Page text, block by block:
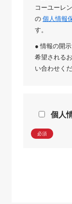
コーユーレ
の 個人情報
す。
● 情報の開
希望される
い合わせくだ
個人
必須